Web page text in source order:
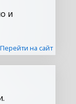
и
Перейти на сайт